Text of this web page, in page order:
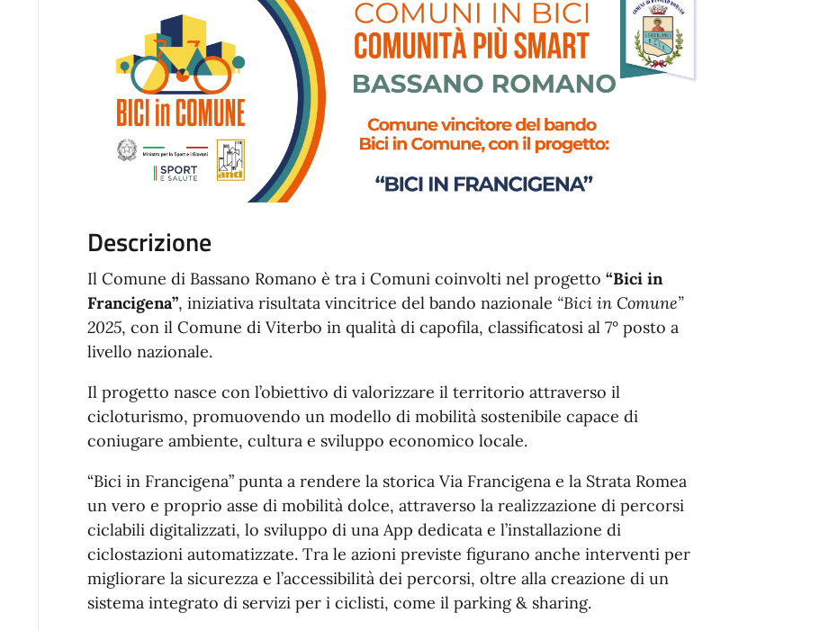
Descrizione
Il Comune di Bassano Romano è tra i Comuni coinvolti nel progetto “Bici in
Francigena”, iniziativa risultata vincitrice del bando nazionale “Bici in Comune”
2025, con il Comune di Viterbo in qualità di capofila, classificatosi al 7° posto a
livello nazionale.
Il progetto nasce con l’obiettivo di valorizzare il territorio attraverso il
cicloturismo, promuovendo un modello di mobilità sostenibile capace di
coniugare ambiente, cultura e sviluppo economico locale.
“Bici in Francigena” punta a rendere la storica Via Francigena e la Strata Romea
un vero e proprio asse di mobilità dolce, attraverso la realizzazione di percorsi
ciclabili digitalizzati, lo sviluppo di una App dedicata e l’installazione di
ciclostazioni automatizzate. Tra le azioni previste figurano anche interventi per
migliorare la sicurezza e l’accessibilità dei percorsi, oltre alla creazione di un
sistema integrato di servizi per i ciclisti, come il parking & sharing.